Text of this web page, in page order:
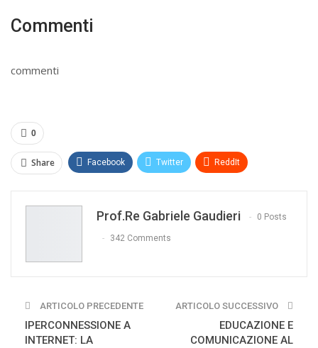
Commenti
commenti
0
Share Facebook Twitter ReddIt
Prof.re Gabriele Gaudieri 0 Posts
342 Comments
ARTICOLO PRECEDENTE
IPERCONNESSIONE A
INTERNET: LA
ARTICOLO SUCCESSIVO
EDUCAZIONE E
COMUNICAZIONE AL